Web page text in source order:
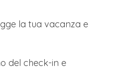
la tua vacanza e
del check-in e